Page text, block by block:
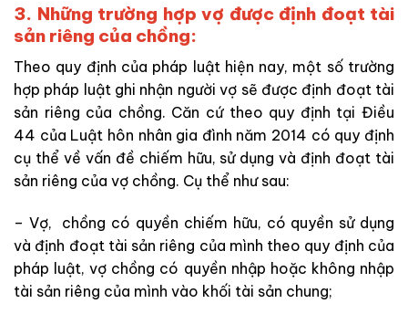
3. Những trường hợp vợ được định đoạt tài
sản riêng của chồng:
Theo quy định của pháp luật hiện nay, một số trường
hợp pháp luật ghi nhận người vợ sẽ được định đoạt tài
sản riêng của chồng. Căn cứ theo quy định tại Điều
44 của Luật hôn nhân gia đình năm 2014 có quy định
cụ thể về vấn đề chiếm hữu, sử dụng và định đoạt tài
sản riêng của vợ chồng. Cụ thể như sau:
– Vợ, chồng có quyền chiếm hữu, có quyền sử dụng
và định đoạt tài sản riêng của mình theo quy định của
pháp luật, vợ chồng có quyền nhập hoặc không nhập
tài sản riêng của mình vào khối tài sản chung;